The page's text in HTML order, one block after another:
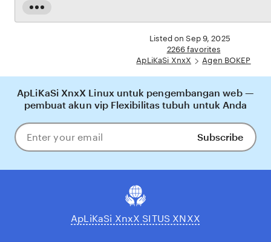
Read
the
dijamin aman, sementara update hasil dan informasi permainan selalu tersedia secara real-
Listed on Sep 9, 2025
2266 favorites
ApLiKaSi XnxX
Agen BOKEP
ApLiKaSi XnxX Linux untuk pengembangan web —
pembuat akun vip Flexibilitas tubuh untuk Anda
Enter
your
Subscribe
ApLiKaSi XnxX SITUS XNXX